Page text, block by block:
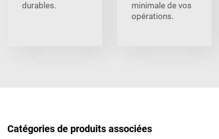
durables.
minimale de vos
opérations.
Catégories de produits associées